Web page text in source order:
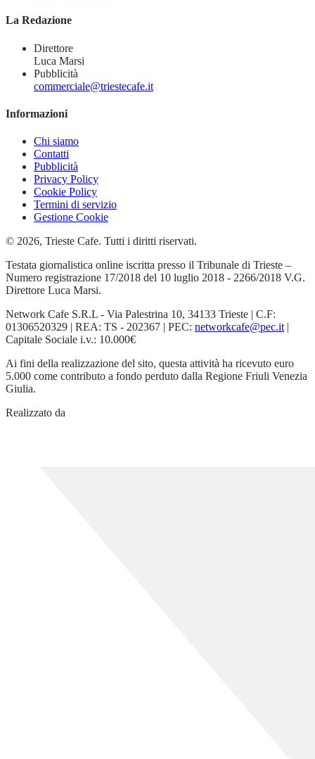
La Redazione
Direttore
Luca Marsi
Pubblicità
commerciale@triestecafe.it
Informazioni
Chi siamo
Contatti
Pubblicità
Privacy Policy
Cookie Policy
Termini di servizio
Gestione Cookie
© 2026, Trieste Cafe. Tutti i diritti riservati.
Testata giornalistica online iscritta presso il Tribunale di Trieste –
Numero registrazione 17/2018 del 10 luglio 2018 - 2266/2018 V.G.
Direttore Luca Marsi.
Network Cafe S.R.L - Via Palestrina 10, 34133 Trieste | C.F:
01306520329 | REA: TS - 202367 | PEC: networkcafe@pec.it |
Capitale Sociale i.v.: 10.000€
Ai fini della realizzazione del sito, questa attività ha ricevuto euro
5.000 come contributo a fondo perduto dalla Regione Friuli Venezia
Giulia.
Realizzato da